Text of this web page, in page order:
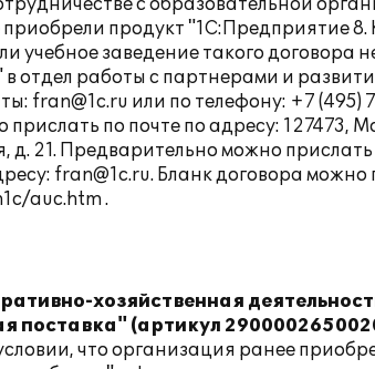
с образовательной
продукт "1С:Предприятие 8.
учебное заведение такого договора
отдел работы с партнерами и
fran@1c.ru или по телефону: +7 (495)
прислать по почте по адресу: 127473,
д. 21. Предварительно можно
fran@1c.ru. Бланк договора
auc.htm .
хозяйственная
поставка" (артикул
что организация ранее